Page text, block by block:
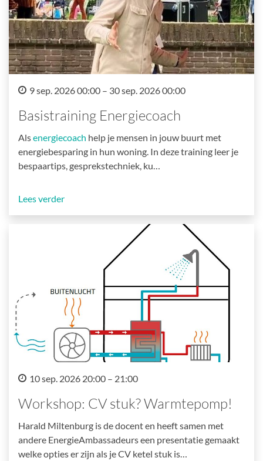
9 sep. 2026 00:00 – 30 sep. 2026 00:00
Basistraining Energiecoach
Alsenergiecoach help je mensen in jouw buurt met
energiebesparing in hun woning. In deze training leer je
bespaartips, gesprekstechniek, ku…
Lees verder
10 sep. 2026 20:00 – 21:00
Workshop: CV stuk? Warmtepomp!
Harald Miltenburg is de docent en heeft samen met
andere EnergieAmbassadeurs een presentatie gemaakt
welke opties er zijn als je CV ketel stuk is…